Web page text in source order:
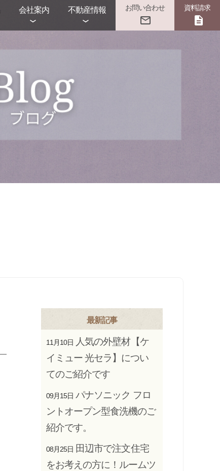
会社案内 不動産情報 お問い合わせ 資料請求
最新記事
11月10日 人気の外壁材【ケ
イミュー 光セラ】につい
てのご紹介です
09月15日 パナソニック フロ
ントオープン型食洗機のご
紹介です。
08月25日 田辺市で注文住宅
をお考えの方に！ルームツ